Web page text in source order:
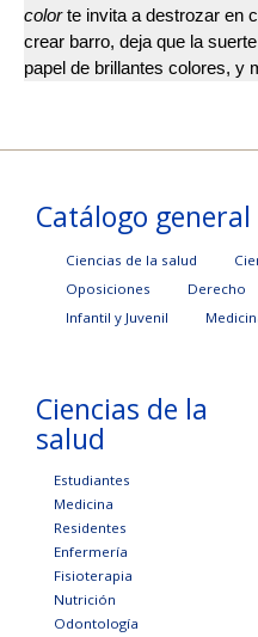
colorte invita a destrozar en
crear barro, deja que la
papel de brillantes colores, y
Catálogo general
Ciencias de la salud
Oposiciones
Derecho
Infantil y Juvenil
Ciencias de la
salud
Estudiantes
Medicina
Residentes
Enfermería
Fisioterapia
Nutrición
Odontología